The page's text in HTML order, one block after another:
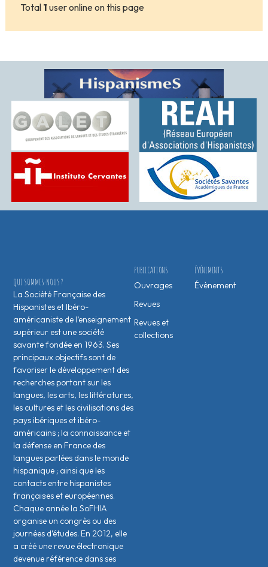
Total 1 user online on this page
ÉVÉNEMENTS
Évènement
PUBLICATIONS
Ouvrages
Revues
Revues et
collections
QUI SOMMES-NOUS ?
La Société Française des
Hispanistes et Ibéro-
américaniste de l’enseignement
supérieur est une société
savante fondée en 1963. Ses
principaux objectifs sont de
favoriser le développement des
recherches portant sur les
langues, les arts, les littératures,
les cultures et les civilisations des
pays ibériques et ibéro-
américains ; la connaissance et
la défense en France des
langues parlées dans le monde
hispanique ; ainsi que les
contacts entre hispanistes
français·es et européen·nes.
Chaque année la SoFHIA
organise un congrès ou des
journées d’études. En 2012, elle
a créé une revue électronique
devenue référence dans ses